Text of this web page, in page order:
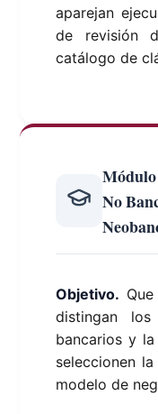
aparejan
de revisión
catálogo de
No
Objetivo.
distingan
bancarios y
seleccionen
modelo de